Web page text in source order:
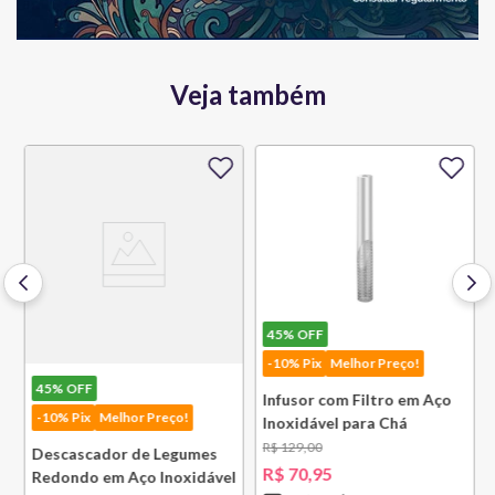
Veja também
45%OFF
-10% Pix
Melhor Preço!
Descascador de Legumes
Redondo em Aço Inoxidável
45%OFF
-10% Pix
Melhor Preço!
Infusor com Filtro em Aço
Inoxidável para Chá
Lausanne Bsf
R$129,00
R$ 70,95